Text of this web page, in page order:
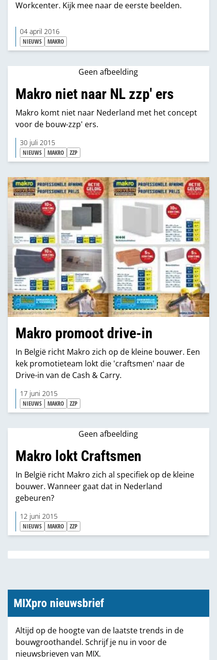
Workcenter. Kijk mee naar de eerste beelden.
04 april 2016
NIEUWS MAKRO
Geen afbeelding
Makro niet naar NL zzp' ers
Makro komt niet naar Nederland met het concept
voor de bouw-zzp' ers.
30 juli 2015
NIEUWS MAKRO ZZP
Makro promoot drive-in
In België richt Makro zich op de kleine bouwer. Een
kek promotieteam lokt die 'craftsmen' naar de
Drive-in van de Cash & Carry.
17 juni 2015
NIEUWS MAKRO ZZP
Geen afbeelding
Makro lokt Craftsmen
In België richt Makro zich al specifiek op de kleine
bouwer. Wanneer gaat dat in Nederland
gebeuren?
12 juni 2015
NIEUWS MAKRO ZZP
MIXpro nieuwsbrief
Altijd op de hoogte van de laatste trends in de
bouwgroothandel. Schrijf je nu in voor de
nieuwsbrieven van MIX.